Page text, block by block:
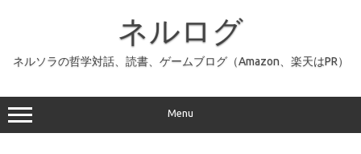
ッ
プ
ネルログ
ネルソラの哲学対話、読書、ゲームブログ（Amazon、楽天はPR）
Menu